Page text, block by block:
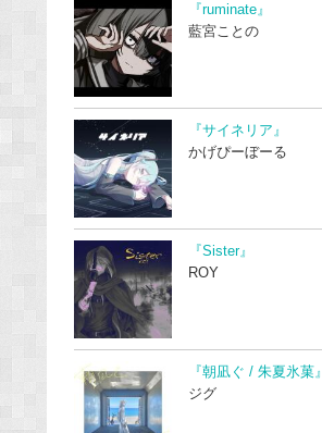
『ruminate』
藍宮ことの
『サイネリア』
かげぴーぼーる
『Sister』
ROY
『朝凪ぐ / 朱夏氷菓』
ジグ